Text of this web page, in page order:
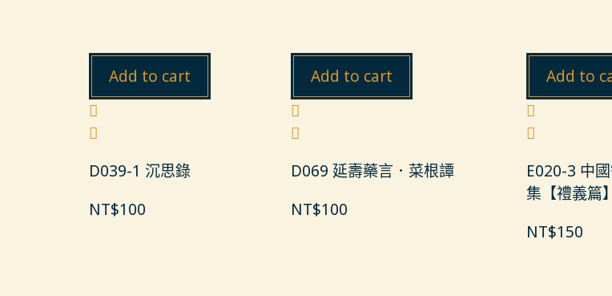
Add to cart
D039-1 沉思錄
NT$100
Add to cart
D069 延壽藥言．菜根譚
NT$100
Add to
E020-3 中
集【禮義篇
NT$150